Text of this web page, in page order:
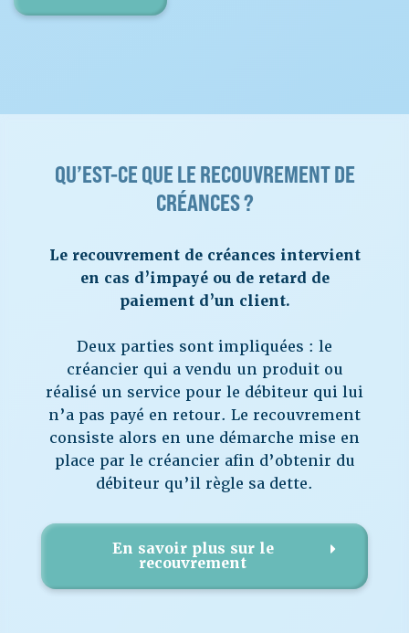
QU’EST-CE QUE LE RECOUVREMENT DE
CRÉANCES ?
Le recouvrement de créances intervient
en cas d’impayé ou de retard de
paiement d’un client.
Deux parties sont impliquées : le
créancier qui a vendu un produit ou
réalisé un service pour le débiteur qui lui
n’a pas payé en retour. Le recouvrement
consiste alors en une démarche mise en
place par le créancier afin d’obtenir du
débiteur qu’il règle sa dette.
En savoir plus sur le
recouvrement